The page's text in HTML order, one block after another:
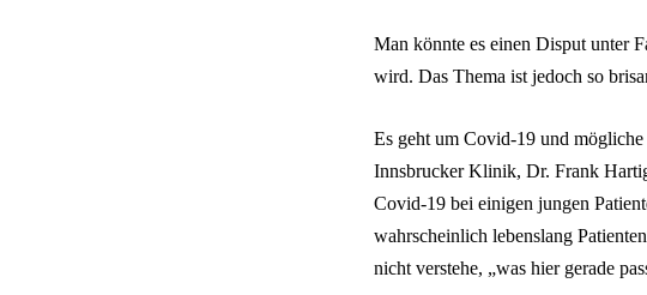
Man könnte es einen Disput unter
wird. Das Thema ist jedoch so
Es geht um Covid-19 und
Innsbrucker Klinik, Dr. Frank
Covid-19 bei einigen jungen
wahrscheinlich lebenslang
nicht verstehe, „was hier gerade